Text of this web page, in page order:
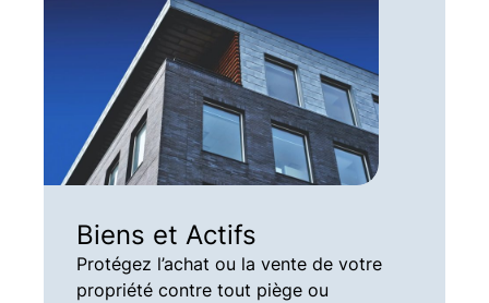
Biens et Actifs
Protégez l’achat ou la vente de votre
propriété contre tout piège ou